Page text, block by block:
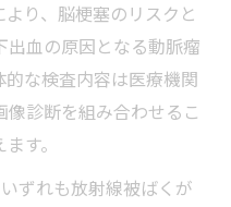
り、脳梗塞のリスクと
血の原因となる動脈瘤
な検査内容は医療機関
診断を組み合わせるこ
す。
ずれも放射線被ばくが